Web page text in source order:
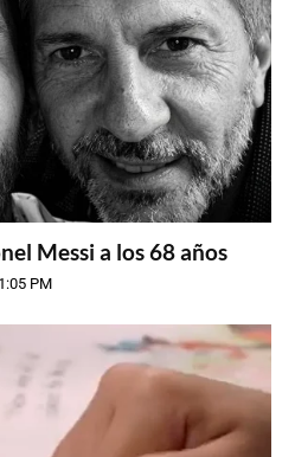
Messi a los 68 años
PM